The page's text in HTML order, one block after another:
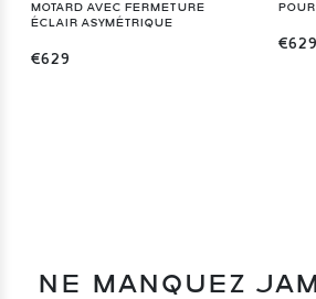
MOTARD AVEC FERMETURE
ÉCLAIR ASYMÉTRIQUE
€629
€629
NE MANQUEZ